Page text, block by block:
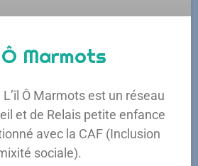
Ô Marmots
Ô Marmots est un réseau
et de Relais petite enfance
avec la CAF (Inclusion
sociale).